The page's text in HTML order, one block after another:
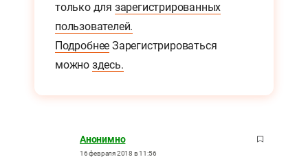
только для зарегистрированных
пользователей.
Подробнее Зарегистрироваться
можно здесь.
Анонимно
16 февраля 2018 в 11:56